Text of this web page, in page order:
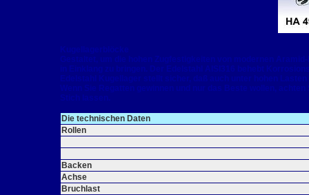
Kugellagerblöcke
Gestaltet, um die hohen Zugfestigkeiten von modernen
in Einklang zu bringen. Der Edelstahl AISI316 behebt
Edelstahl Kugellager stellt sicher, daß auch unter hohen
Wenn Sie Regatten gewinnen und nur das Beste wollen,
Stich lassen.
Die technischen Daten
Rollen
Backen
Achse
Bruchlast